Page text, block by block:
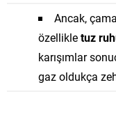
Ancak,
özellikletuz
karışımlar
gaz oldukça